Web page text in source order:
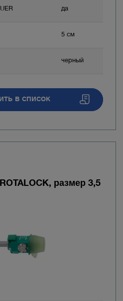
да
5 см
черный
в список
размер 3,5